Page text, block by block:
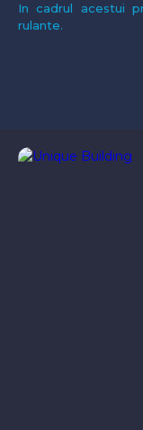
In cadrul acestui
rulante.